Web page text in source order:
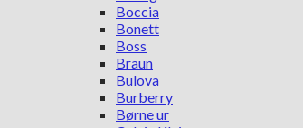
Boccia
Bonett
Boss
Braun
Bulova
Burberry
Børne ur